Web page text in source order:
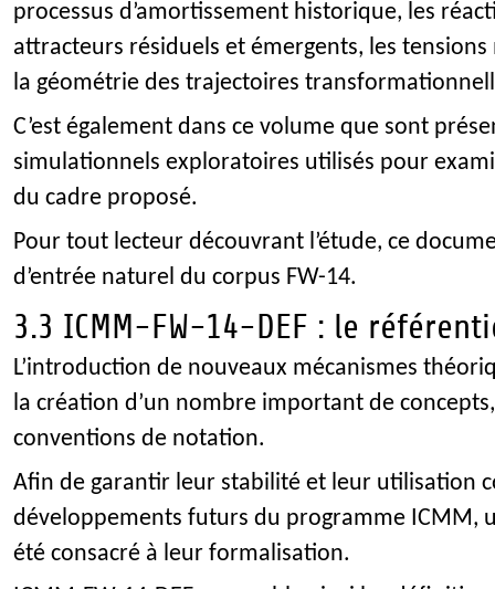
processus d’amortissement historique, les
attracteurs résiduels et émergents, les
la géométrie des trajectoires
C’est également dans ce volume que sont
simulationnels exploratoires utilisés pour
du cadre proposé.
Pour tout lecteur découvrant l’étude, ce
d’entrée naturel du corpus FW-14.
3.3 ICMM-FW-14-DEF : le
L’introduction de nouveaux mécanismes
la création d’un nombre important de
conventions de notation.
Afin de garantir leur stabilité et leur utilisation
développements futurs du programme ICMM,
été consacré à leur formalisation.